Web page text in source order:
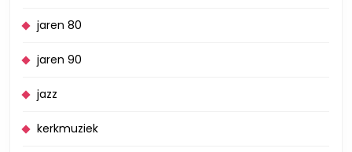
jaren 80
jaren 90
jazz
kerkmuziek